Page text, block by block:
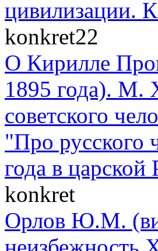
цивилизации.
konkret22
О Кирилле
1895 года). М.
советского
"Про русского
года в царской
konkret
Орлов Ю.М.